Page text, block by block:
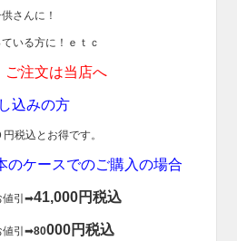
さんに！
ている方に！ｅｔｃ
ご注文は当店へ
込みの方
込とお得です。
のケースでのご購入の場合
引➡41,000円税込
引➡80000円税込